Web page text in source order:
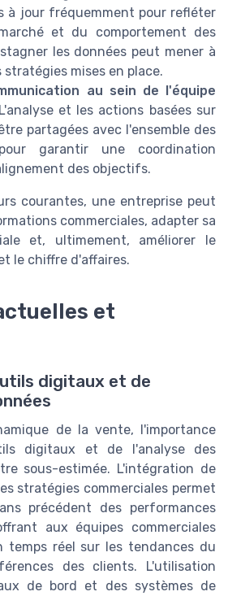
à jour fréquemment pour refléter
et du comportement des
les données peut mener à
mises en place.
au sein de l'équipe
L'analyse et les actions basées sur
partagées avec l'ensemble des
garantir une coordination
des objectifs.
courantes, une entreprise peut
commerciales, adapter sa
et, ultimement, améliorer le
le chiffre d'affaires.
et
digitaux et de
de la vente, l'importance
digitaux et de l'analyse des
sous-estimée. L'intégration de
stratégies commerciales permet
précédent des performances
aux équipes commerciales
temps réel sur les tendances du
des clients. L'utilisation
de bord et des systèmes de